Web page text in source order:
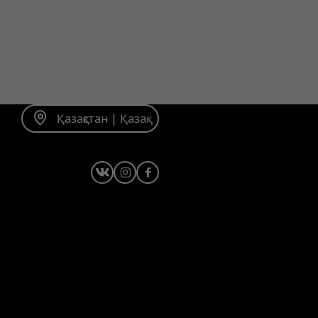
Қазақстан | Қазақ
Instagram
Facebook